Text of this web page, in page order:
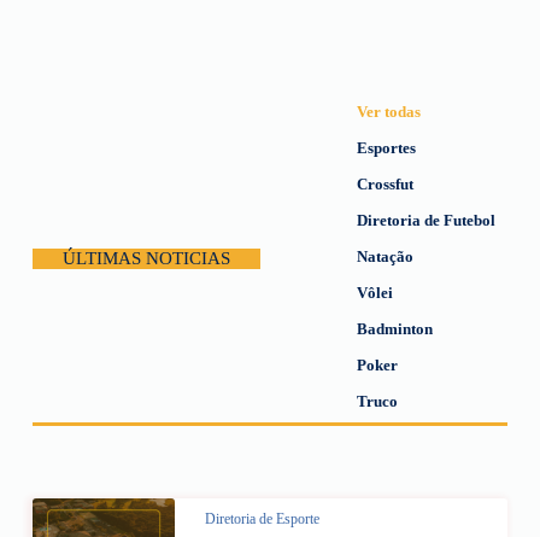
ÚLTIMAS NOTICIAS
Ver todas
Esportes
Crossfut
Diretoria de Futebol
Natação
Vôlei
Badminton
Poker
Truco
Diretoria de Esporte